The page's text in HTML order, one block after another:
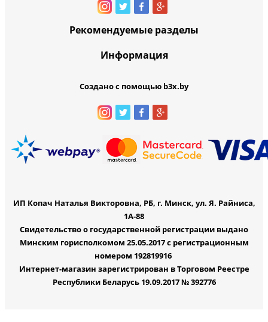
Рекомендуемые разделы
Информация
Создано с помощью b3x.by
ИП Копач Наталья Викторовна, РБ, г. Минск, ул. Я. Райниса,
1А-88
Свидетельство о государственной регистрации выдано
Минским горисполкомом 25.05.2017 с регистрационным
номером 192819916
Интернет-магазин зарегистрирован в Торговом Реестре
Республики Беларусь 19.09.2017 № 392776